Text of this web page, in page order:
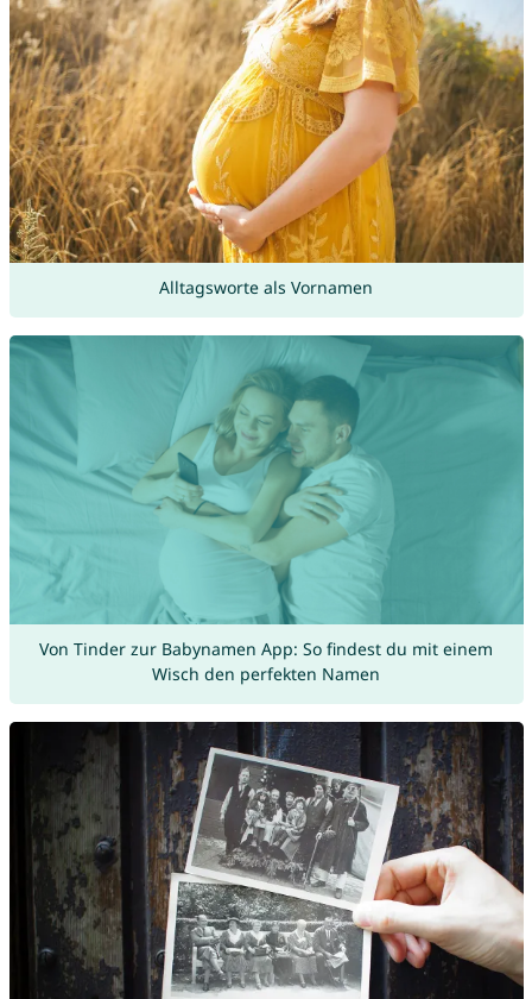
Alltagsworte als Vornamen
Von Tinder zur Babynamen App: So findest du mit einem
Wisch den perfekten Namen